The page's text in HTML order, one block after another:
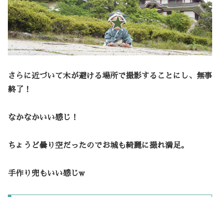
さらに近づいて木が避ける場所で撮影することにし、無事
終了！
なかなかいい感じ！
ちょうど曇り空だったのでお城も綺麗に撮れ満足。
手作り兜もいい感じw